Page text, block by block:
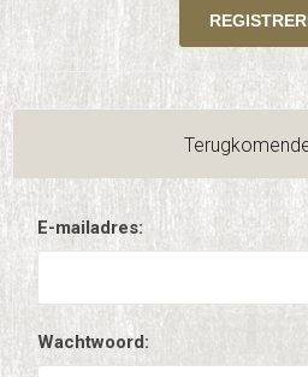
E-mailadres:
Wachtwoord: